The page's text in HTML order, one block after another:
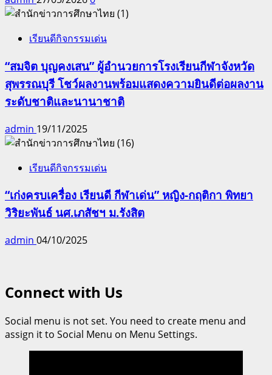
เรียนดีกิจกรรมเด่น
“สมจิต บุญคงเสน” ผู้อำนวยการโรงเรียนกีฬาจังหวัด
สุพรรณบุรี โชว์ผลงานพร้อมแสดงความยินดีต่อผลงาน
ระดับชาติและนานาชาติ
admin 19/11/2025
เรียนดีกิจกรรมเด่น
“เก่งครบเครื่อง เรียนดี กีฬาเด่น” หญิง-กฤติกา พิทยา
วิริยะพันธ์ นศ.เภสัชฯ ม.รังสิต
admin 04/10/2025
Connect with Us
Social menu is not set. You need to create menu and
assign it to Social Menu on Menu Settings.